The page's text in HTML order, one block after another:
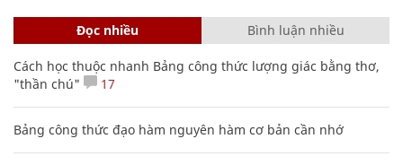
Đọc nhiều Bình luận nhiều
Cách học thuộc nhanh Bảng công thức lượng giác bằng thơ,
"thần chú"
17
Bảng công thức đạo hàm nguyên hàm cơ bản cần nhớ